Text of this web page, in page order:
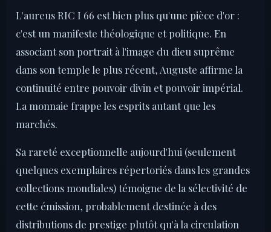
L'aureus RIC I 66 est bien plus qu'une pièce d'or :
c'est un manifeste théologique et politique. En
associant son portrait à l'image du dieu suprême
dans son temple le plus récent, Auguste affirme la
continuité entre pouvoir divin et pouvoir impérial.
La monnaie frappe les esprits autant que les
marchés.
Sa rareté exceptionnelle aujourd'hui (seulement
quelques exemplaires répertoriés dans les grandes
collections mondiales) témoigne de la sélectivité de
cette émission, probablement destinée à des
distributions de prestige plutôt qu'à la circulation